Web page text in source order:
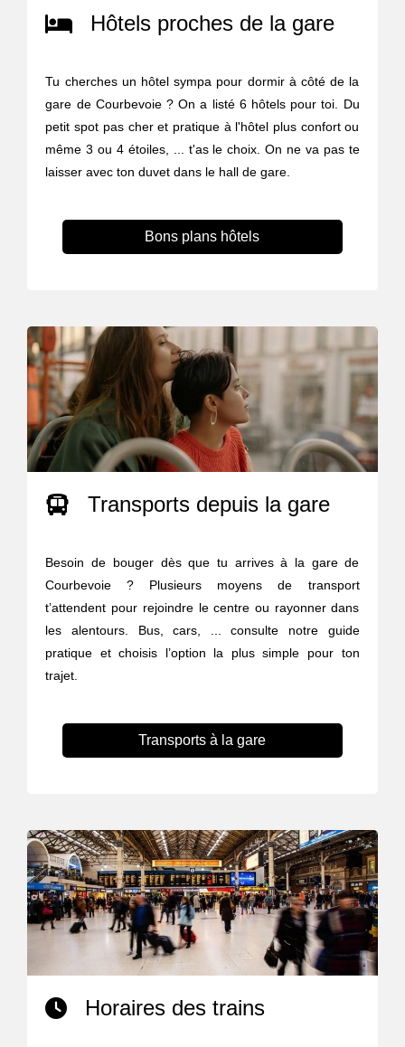
Hôtels proches de la gare
Tu cherches un hôtel sympa pour dormir à côté de la
gare de Courbevoie ? On a listé 6 hôtels pour toi. Du
petit spot pas cher et pratique à l'hôtel plus confort ou
même 3 ou 4 étoiles, ... t'as le choix. On ne va pas te
laisser avec ton duvet dans le hall de gare.
Bons plans hôtels
Transports depuis la gare
Besoin de bouger dès que tu arrives à la gare de
Courbevoie ? Plusieurs moyens de transport
t’attendent pour rejoindre le centre ou rayonner dans
les alentours. Bus, cars, ... consulte notre guide
pratique et choisis l’option la plus simple pour ton
trajet.
Transports à la gare
Horaires des trains